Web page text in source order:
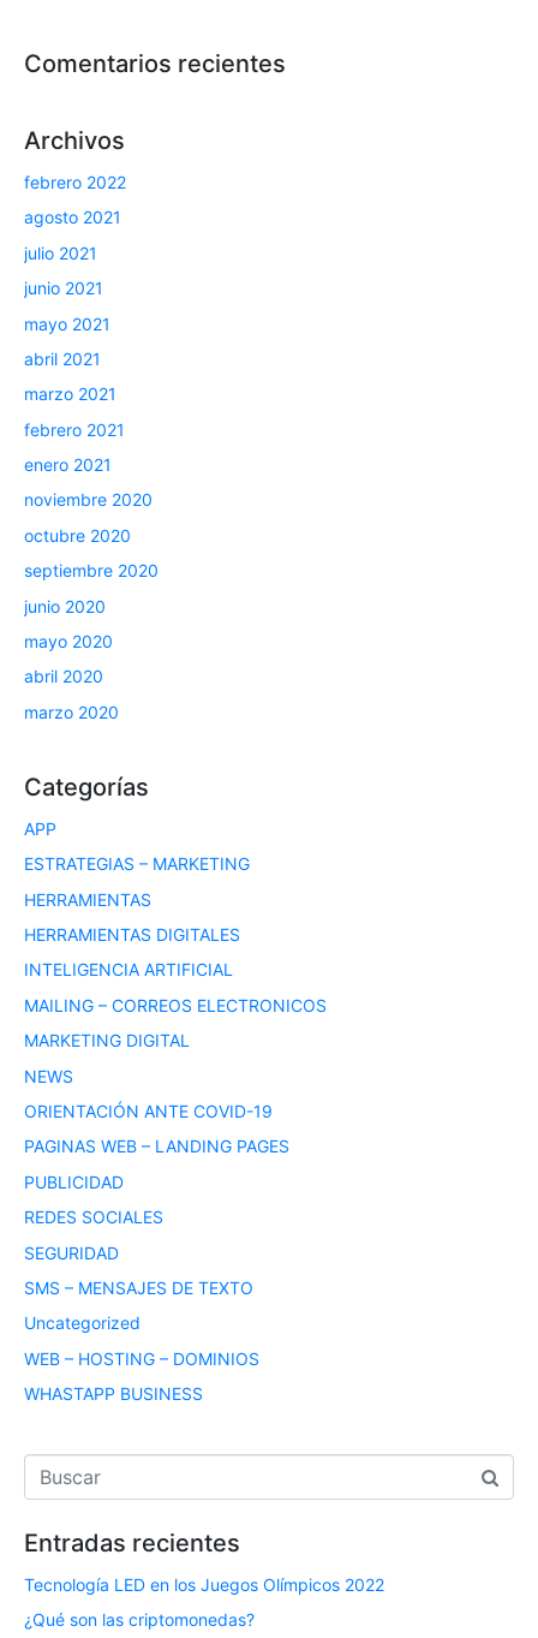
Comentarios recientes
Archivos
febrero 2022
agosto 2021
julio 2021
junio 2021
mayo 2021
abril 2021
marzo 2021
febrero 2021
enero 2021
noviembre 2020
octubre 2020
septiembre 2020
junio 2020
mayo 2020
abril 2020
marzo 2020
Categorías
APP
ESTRATEGIAS – MARKETING
HERRAMIENTAS
HERRAMIENTAS DIGITALES
INTELIGENCIA ARTIFICIAL
MAILING – CORREOS ELECTRONICOS
MARKETING DIGITAL
NEWS
ORIENTACIÓN ANTE COVID-19
PAGINAS WEB – LANDING PAGES
PUBLICIDAD
REDES SOCIALES
SEGURIDAD
SMS – MENSAJES DE TEXTO
Uncategorized
WEB – HOSTING – DOMINIOS
WHASTAPP BUSINESS
Entradas recientes
Tecnología LED en los Juegos Olímpicos 2022
¿Qué son las criptomonedas?